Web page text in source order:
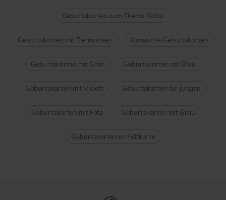
Geburtskarten zum Thema Natur
Geburtskarten mit Tiermotiven Klassische Geburtskarten
Geburtskarten mit Grün Geburtskarten mit Blau
Geburtskarten mit Violett Geburtskarten für Jungen
Geburtskarten mit Foto Geburtskarten mit Grau
Geburtskarten im Faltkarte